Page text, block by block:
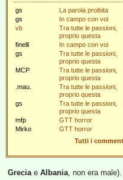
gs
La parola proibita
gs
In campo con voi
vb
Tra tutte le passioni,
proprio questa
finelli
In campo con voi
gs
Tra tutte le passioni,
proprio questa
MCP
Tra tutte le passioni,
proprio questa
.mau.
Tra tutte le passioni,
proprio questa
gs
Tra tutte le passioni,
proprio questa
mfp
GTT horror
Mirko
GTT horror
Tutti i
Greciae Albania, non era male).